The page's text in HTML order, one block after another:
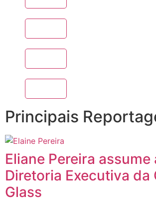
Principais
Eliane Pereira assume
Diretoria Executiva da
Glass